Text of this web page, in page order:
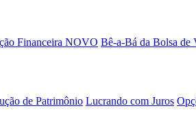
Financeira NOVO Bê-a-Bá da Bolsa de
de Patrimônio Lucrando com Juros